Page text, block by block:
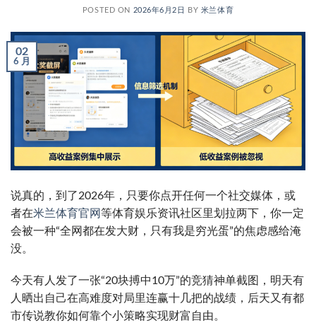
POSTED ON 2026年6月2日 BY 米兰体育
02
6 月
说真的，到了2026年，只要你点开任何一个社交媒体，或
者在米兰体育官网等体育娱乐资讯社区里划拉两下，你一定
会被一种“全网都在发大财，只有我是穷光蛋”的焦虑感给淹
没。
今天有人发了一张“20块搏中10万”的竞猜神单截图，明天有
人晒出自己在高难度对局里连赢十几把的战绩，后天又有都
市传说教你如何靠个小策略实现财富自由。